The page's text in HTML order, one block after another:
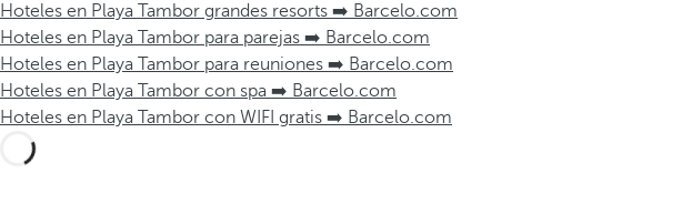
Hoteles en Playa Tambor grandes resorts ➡️ Barcelo.com
Hoteles en Playa Tambor para parejas ➡️ Barcelo.com
Hoteles en Playa Tambor para reuniones ➡️ Barcelo.com
Hoteles en Playa Tambor con spa ➡️ Barcelo.com
Hoteles en Playa Tambor con WIFI gratis ➡️ Barcelo.com